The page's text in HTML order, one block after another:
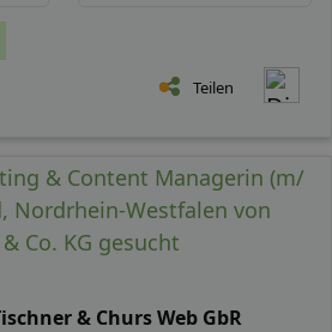
Teilen
& Content Managerin (m/
Nordrhein-Westfalen von
Co. KG gesucht
& Churs Web GbR